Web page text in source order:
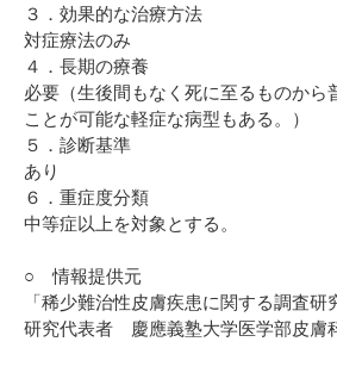
３．効果的な治療方法
対症療法のみ
４．長期の療養
必要（生後間もなく死に至るものから
ことが可能な軽症な病型もある。）
５．診断基準
あり
６．重症度分類
中等症以上を対象とする。
○ 情報提供元
「稀少難治性皮膚疾患に関する調査研
研究代表者 慶應義塾大学医学部皮